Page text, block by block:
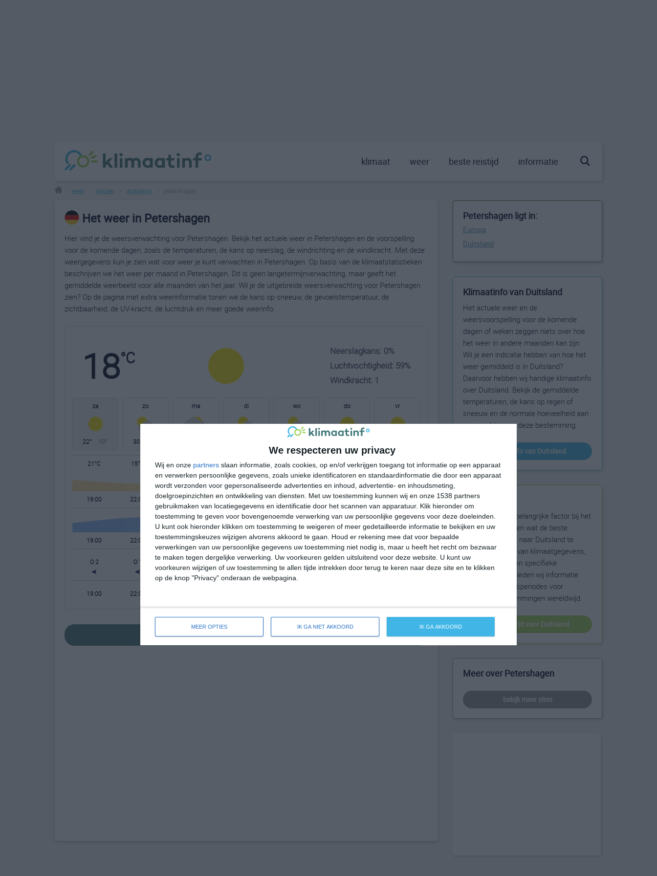
We respecteren uw privacy
Wij en onze partners slaan informatie, zoals cookies, op en/of verkrijgen toegang tot informatie op een apparaat
en verwerken persoonlijke gegevens, zoals unieke identificatoren en standaardinformatie die door een apparaat
wordt verzonden voor gepersonaliseerde advertenties en inhoud, advertentie- en inhoudsmeting,
doelgroepinzichten en ontwikkeling van diensten.
Met uw toestemming kunnen wij en onze 1538 partners
gebruikmaken van locatiegegevens en identificatie door het scannen van apparatuur. Klik hieronder om
toestemming te geven voor bovengenoemde verwerking van uw persoonlijke gegevens voor deze doeleinden.
U kunt ook hieronder klikken om toestemming te weigeren of meer gedetailleerde informatie te bekijken en uw
toestemmingskeuzes wijzigen alvorens akkoord te gaan.
Houd er rekening mee dat voor bepaalde
verwerkingen van uw persoonlijke gegevens uw toestemming niet nodig is, maar u heeft het recht om bezwaar
te maken tegen dergelijke verwerking. Uw voorkeuren gelden uitsluitend voor deze website. U kunt uw
voorkeuren wijzigen of uw toestemming te allen tijde intrekken door terug te keren naar deze site en te klikken
op de knop "Privacy" onderaan de webpagina.
MEER OPTIES IK GA NIET AKKOORD IK GA AKKOORD
klimaat weer beste reistijd informatie
weer landen duitsland
Het weer in Petershagen
Hier vind je de weersverwachting voor Petershagen. Bekijk het actuele weer in Petershagen en de voorspelling
voor de komende dagen, zoals de temperaturen, de kans op neerslag, de windrichting en de windkracht. Met deze
weergegevens kun je zien wat voor weer je kunt verwachten in Petershagen. Op basis van de klimaatstatistieken
beschrijven we het weer per maand in Petershagen. Dit is geen langetermijnverwachting, maar geeft het
gemiddelde weerbeeld voor alle maanden van het jaar. Wil je de uitgebreide weersverwachting voor Petershagen
zien? Op de pagina met extra weerinformatie tonen we de kans op sneeuw, de gevoelstemperatuur, de
zichtbaarheid, de UV-kracht, de luchtdruk en meer goede weerinfo.
18°C
Neerslagkans: 0%
Luchtvochtigheid: 59%
Windkracht: 1
za
22° 10°
zo
30°
ma di wo do vr
21°C 15°C 13°C 12°C 13°C 20°C 27°C 30°C
19:00 22:00 01:00 04:00 07:00 10:00 13:00 16:00
19:00 22:00 01:00 04:00 07:00 10:00 13:00 16:00
O 2 O 1 O 1 O 1 OZO 2 ZO 2 ZO 2 ZZO 2
19:00 22:00
bekijk de uitgebreide weersverwachting voor Petershagen
Petershagen ligt in:
Europa
Duitsland
Klimaatinfo van Duitsland
Het actuele weer en de
weersvoorspelling voor de komende
dagen of weken zeggen niets over hoe
het weer in andere maanden kan zijn.
Wil je een indicatie hebben van hoe het
weer gemiddeld is in Duitsland?
Daarvoor hebben wij handige klimaatinfo
over Duitsland. Bekijk de gemiddelde
temperaturen, de kans op regen of
sneeuw en de normale hoeveelheid aan
zonneschijn voor deze bestemming.
klimaatinfo van Duitsland
Beste reistijd
Het weer is een belangrijke factor bij het
reizen. Wil je weten wat de beste
maanden zijn om naar Duitsland te
reizen? Op basis van klimaatgegevens,
weersextremen en specifieke
weerinformatie bieden wij informatie
over de beste reisperiodes voor
duizenden bestemmingen wereldwijd.
beste reistijd voor Duitsland
Meer over Petershagen
bekijk meer sites